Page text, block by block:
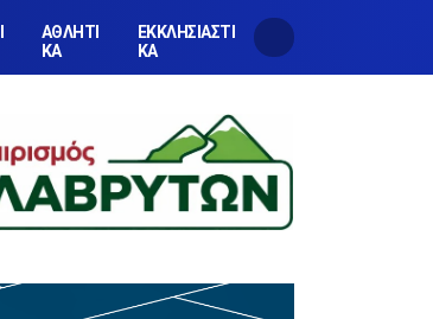
ΑΘΛΗΤΙ
ΚΑ
ΕΚΚΛΗΣΙΑΣΤΙ
ΚΑ